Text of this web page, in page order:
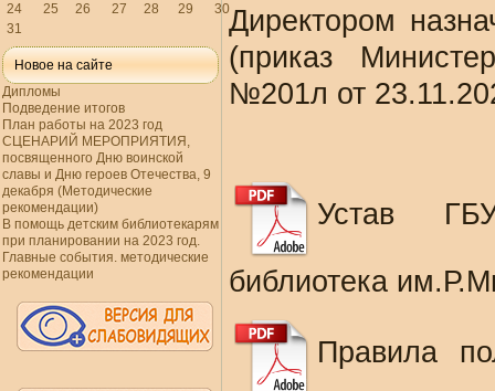
24
25 26 27 28 29
30
31
Новое на сайте
Дипломы
Подведение итогов
План работы на 2023 год
СЦЕНАРИЙ МЕРОПРИЯТИЯ,
посвященного Дню воинской
славы и Дню героев Отечества, 9
декабря (Методические
рекомендации)
В помощь детским библиотекарям
при планировании на 2023 год.
Главные события. методические
рекомендации
Директором
(приказ
№201л от
Устав
библиотека
Правила